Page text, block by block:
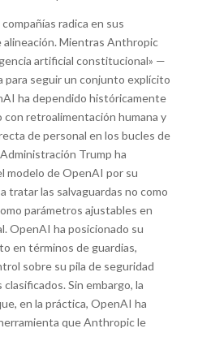
radica en sus
Mientras Anthropic
artificial constitucional» —
para seguir un conjunto explícito
ha dependido históricamente
con retroalimentación humana y
de personal en los bucles de
Trump ha
modelo de OpenAI por su
tratar las salvaguardas no como
parámetros ajustables en
OpenAI ha posicionado su
en términos de guardias,
sobre su pila de seguridad
Sin embargo, la
en la práctica, OpenAI ha
que Anthropic le